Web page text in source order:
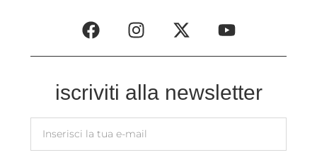
iscriviti alla newsletter